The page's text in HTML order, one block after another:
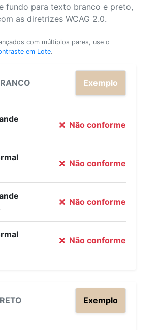
fundo para texto branco e preto,
as diretrizes WCAG 2.0.
com múltiplos pares, use o
em Lote.
Exemplo
Não conforme
Não conforme
Não conforme
Não conforme
Exemplo